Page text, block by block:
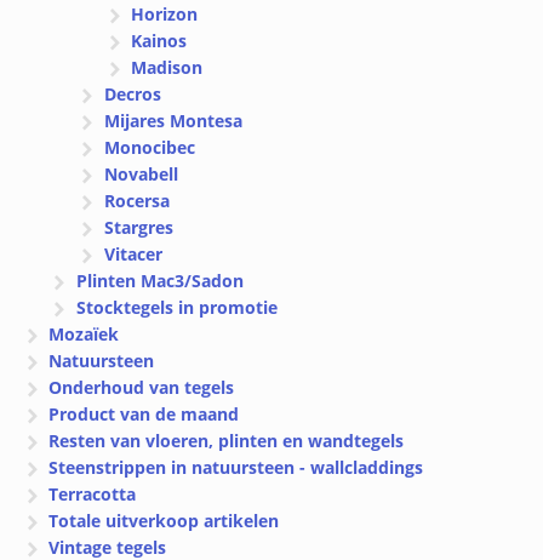
Horizon
Kainos
Madison
Decros
Mijares Montesa
Monocibec
Novabell
Rocersa
Stargres
Vitacer
Plinten Mac3/Sadon
Stocktegels in promotie
Mozaïek
Natuursteen
Onderhoud van tegels
Product van de maand
Resten van vloeren, plinten en wandtegels
Steenstrippen in natuursteen - wallcladdings
Terracotta
Totale uitverkoop artikelen
Vintage tegels